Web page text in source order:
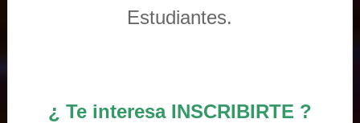
Estudiantes.
¿ Te interesa INSCRIBIRTE ?